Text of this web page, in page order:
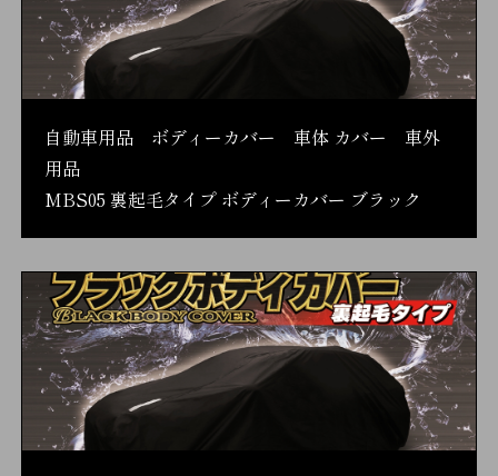
自動車用品 ボディーカバー 車体 カバー 車外
用品
MBS05 裏起毛タイプ ボディーカバー ブラック